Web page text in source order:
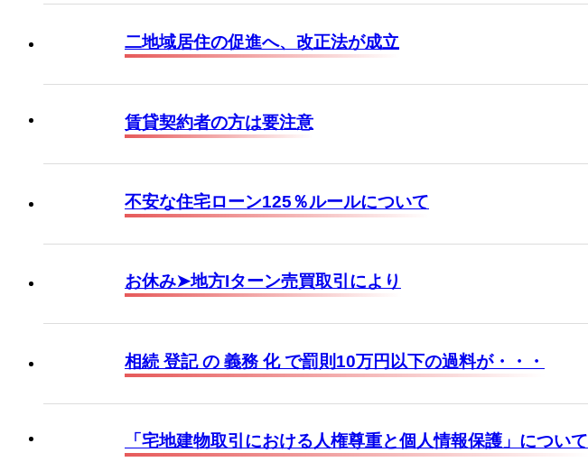
二地域居住の促進へ、改正法が成立
賃貸契約者の方は要注意
不安な住宅ローン125％ルールについて
お休み➤地方Iターン売買取引により
相続 登記 の 義務 化 で罰則10万円以下の過料が・・・
「宅地建物取引における人権尊重と個人情報保護」について